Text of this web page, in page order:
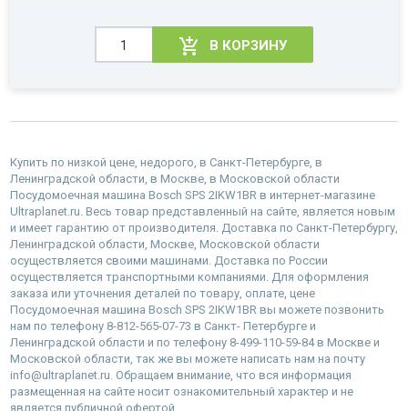
В КОРЗИНУ
Купить по низкой цене, недорого, в Санкт-Петербурге, в
Ленинградской области, в Москве, в Московской области
Посудомоечная машина Bosch SPS 2IKW1BR в интернет-магазине
Ultraplanet.ru. Весь товар представленный на сайте, является новым
и имеет гарантию от производителя. Доставка по Санкт-Петербургу,
Ленинградской области, Москве, Московской области
осуществляется своими машинами. Доставка по России
осуществляется транспортными компаниями. Для оформления
заказа или уточнения деталей по товару, оплате, цене
Посудомоечная машина Bosch SPS 2IKW1BR вы можете позвонить
нам по телефону 8-812-565-07-73 в Санкт- Петербурге и
Ленинградской области и по телефону 8-499-110-59-84 в Москве и
Московской области, так же вы можете написать нам на почту
info@ultraplanet.ru. Обращаем внимание, что вся информация
размещенная на сайте носит ознакомительный характер и не
является публичной офертой.